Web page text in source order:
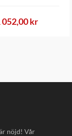
052,00 kr
nöjd! Vår